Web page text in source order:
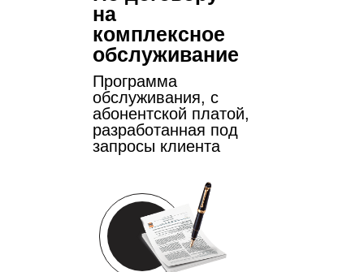
на
комплексное
обслуживание
Программа
обслуживания, с
абонентской платой,
разработанная под
запросы клиента